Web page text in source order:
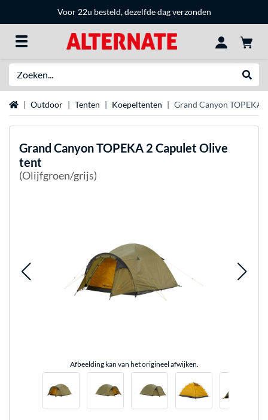
Voor 22u besteld, dezelfde dag verzonden
HomeOutdoor Tenten Koepeltenten Grand Canyon TOPEKA
Grand CanyonTOPEKA 2 Capulet Olive
tent
(Olijfgroen/grijs)
Afbeelding kan van het origineel afwijken.